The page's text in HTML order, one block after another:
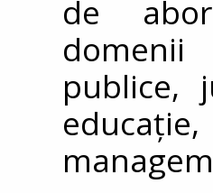
de
domenii
publice,